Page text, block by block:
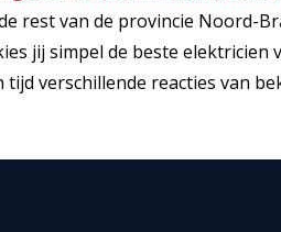
rest van de provincie Noord-
jij simpel de beste
tijd verschillende reacties van